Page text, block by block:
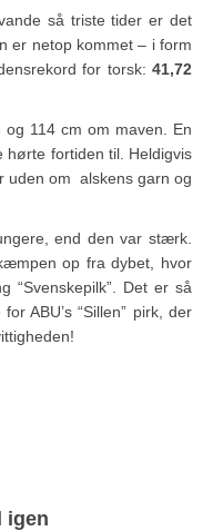
så triste tider er det
er netop kommet – i form
for torsk: 41,72
114 cm om maven. En
hørte fortiden til. Heldigvis
uden om alskens garn og
end den var stærk.
op fra dybet, hvor
“Svenskepilk”. Det er så
ABU’s “Sillen” pirk, der
igen